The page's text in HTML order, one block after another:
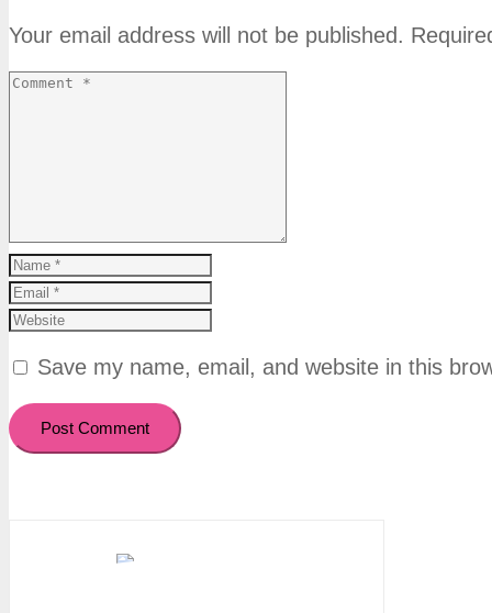
Your email address will not be published.
Save my name, email, and website in this
Post Comment